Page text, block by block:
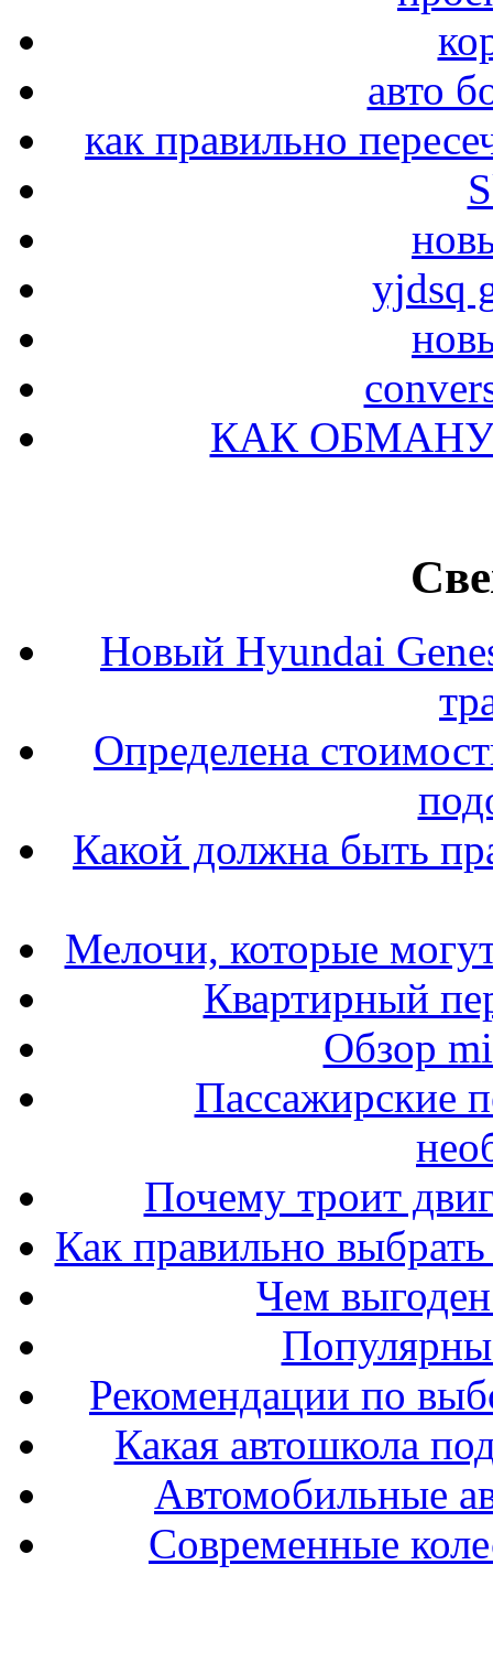
авто
как правильно
yjdsq
КАК
Новый Hyundai
Определена
Какой должна быть
Мелочи, которые
Квартирный
Обзор
Пассажирские
Почему троит
Как правильно выбрать
Чем
Рекомендации по
Какая автошкола
Автомобильные
Современные